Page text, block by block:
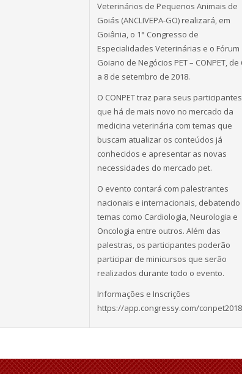
Veterinários de Pequenos Animais de
Goiás (ANCLIVEPA-GO) realizará, em
Goiânia, o 1° Congresso de
Especialidades Veterinárias e o Fórum
Goiano de Negócios PET – CONPET, de
a 8 de setembro de 2018.
O CONPET traz para seus
que há de mais novo no mercado da
medicina veterinária com temas que
buscam atualizar os conteúdos já
conhecidos e apresentar as novas
necessidades do mercado pet.
O evento contará com palestrantes
nacionais e internacionais, debatendo
temas como Cardiologia, Neurologia e
Oncologia entre outros. Além das
palestras, os participantes poderão
participar de minicursos que serão
realizados durante todo o evento.
Informações e Inscrições
https://app.congressy.com/conpet2018